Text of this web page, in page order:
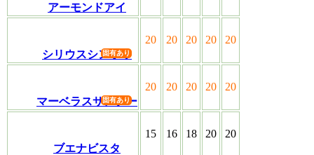
アーモンドアイ
シリウスシンボリ
20 20 20 20 20
マーベラスサンデー
20 20 20 20 20
ブエナビスタ
15 16 18 20 20